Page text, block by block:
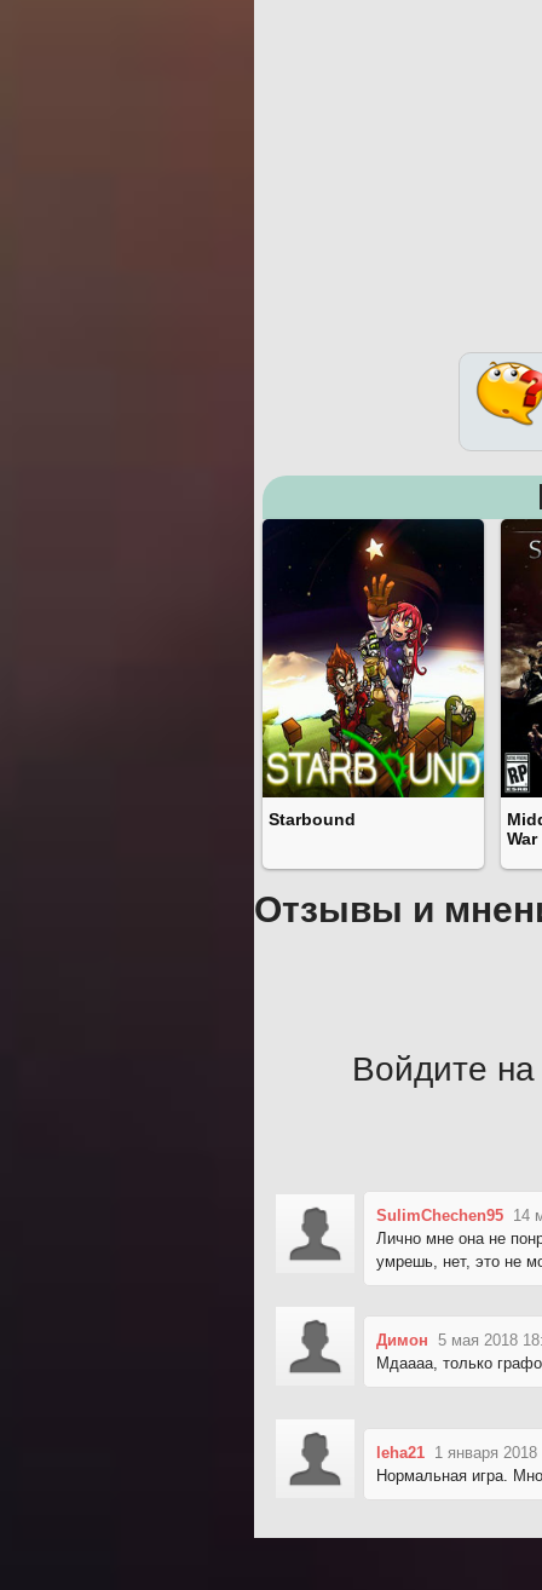
Starbound
War
Отзывы и
Войдите на
SulimChechen95 14
Лично мне она не
умрешь, нет, это не
Димон 5 мая 2018
Мдаааа, только
leha21 1 января 2018
Нормальная игра.